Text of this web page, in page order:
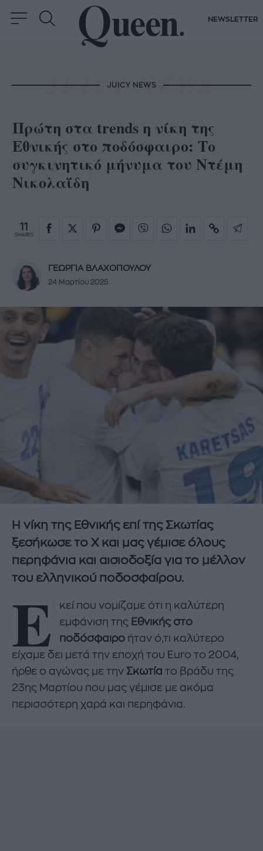
NEWSLETTER
JUICY NEWS
Πρώτη στα trends η νίκη της
Εθνικής στο ποδόσφαιρο: Το
συγκινητικό μήνυμα του Ντέμη
Νικολαΐδη
11
SHARES
ΓΕΩΡΓΙΑ ΒΛΑΧΟΠΟΥΛΟΥ
24 Μαρτίου 2025
Η νίκη της Εθνικής επί της Σκωτίας
ξεσήκωσε το X και μας γέμισε όλους
περηφάνια και αισιοδοξία για το μέλλον
του ελληνικού ποδοσφαίρου.
Ε
κεί που νομίζαμε ότι η καλύτερη
εμφάνιση της Εθνικής στο
ποδόσφαιρο ήταν ό,τι καλύτερο
είχαμε δει μετά την εποχή του Euro το 2004,
ήρθε ο αγώνας με την Σκωτία το βράδυ της
23ης Μαρτίου που μας γέμισε με ακόμα
περισσότερη χαρά και περηφάνια.